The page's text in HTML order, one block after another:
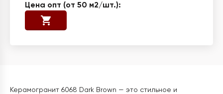
Керамогранит 6068 Dark Brown — это стильное и